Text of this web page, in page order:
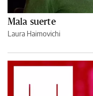
Mala suerte
Laura Haimovichi